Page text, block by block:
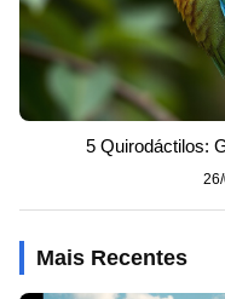
5 Quirodáctilos:
Mais Recentes